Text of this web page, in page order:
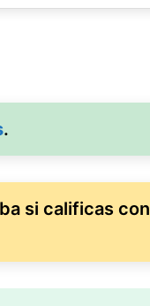
.
si calificas con